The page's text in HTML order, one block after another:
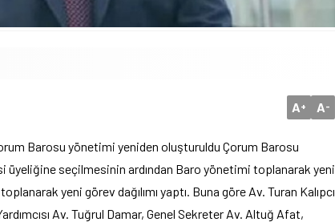
A+ A-
Barosu yönetimi yeniden oluşturuldu Çorum Barosu
üyeliğine seçilmesinin ardından Baro yönetimi toplanarak yeni
yeni görev dağılımı yaptı. Buna göre Av. Turan Kalıpcı
Av. Tuğrul Damar, Genel Sekreter Av. Altuğ Afat,